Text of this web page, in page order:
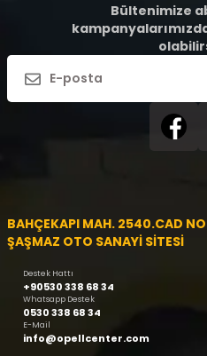
Bültenimize
BAHÇEKAPI MAH. 2540.CAD
ŞAŞMAZ OTO SANAYİ SİTESİ
Destek Hattı
+90530 338 68 34
Whatsapp Destek
0530 338 68 34
E-Mail
info@opellcenter.com